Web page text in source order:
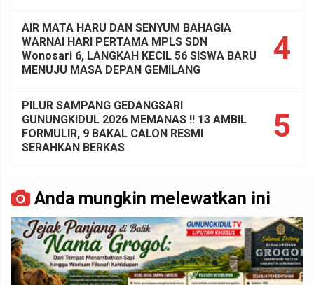
4
AIR MATA HARU DAN SENYUM BAHAGIA
WARNAI HARI PERTAMA MPLS SDN
Wonosari 6, LANGKAH KECIL 56 SISWA BARU
MENUJU MASA DEPAN GEMILANG
5
PILUR SAMPANG GEDANGSARI
GUNUNGKIDUL 2026 MEMANAS !! 13 AMBIL
FORMULIR, 9 BAKAL CALON RESMI
SERAHKAN BERKAS
Anda mungkin melewatkan ini